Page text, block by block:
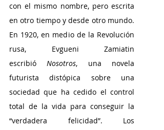
con el mismo nombre, pero escrita
en otro tiempo y desde otro mundo.
En 1920, en medio de la Revolución
rusa, Evgueni Zamiatin
escribió Nosotros, una novela
futurista distópica sobre una
sociedad que ha cedido el control
total de la vida para conseguir la
“verdadera felicidad”. Los